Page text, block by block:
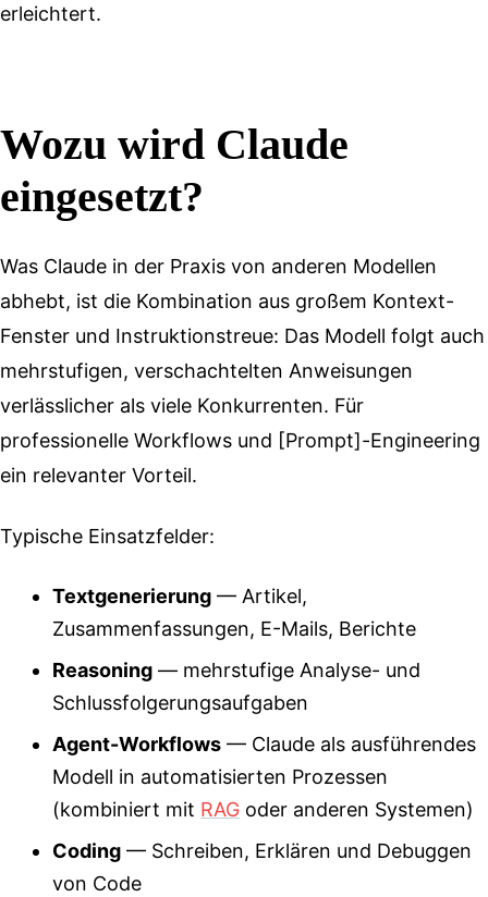
erleichtert.
Wozu wird Claude
eingesetzt?
Was Claude in der Praxis von anderen Modellen
abhebt, ist die Kombination aus großem Kontext-
Fenster und Instruktionstreue: Das Modell folgt auch
mehrstufigen, verschachtelten Anweisungen
verlässlicher als viele Konkurrenten. Für
professionelle Workflows und [Prompt]-Engineering
ein relevanter Vorteil.
Typische Einsatzfelder:
Textgenerierung — Artikel,
Zusammenfassungen, E-Mails, Berichte
Reasoning — mehrstufige Analyse- und
Schlussfolgerungsaufgaben
Agent-Workflows — Claude als ausführendes
Modell in automatisierten Prozessen
(kombiniert mit RAG oder anderen Systemen)
Coding — Schreiben, Erklären und Debuggen
von Code